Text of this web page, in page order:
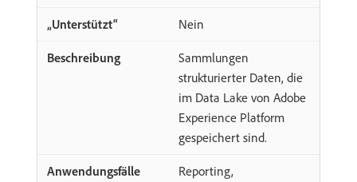
Nein
Sammlungen
strukturierter Daten, die
im Data Lake von Adobe
Experience Platform
gespeichert sind.
Reporting,